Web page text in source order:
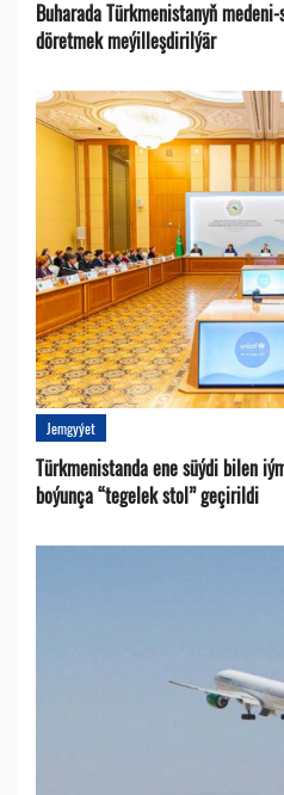
Buharada Türkmenistanyň
döretmek meýilleşdirilýär
Jemgyýet
Türkmenistanda ene süýdi bilen
boýunça “tegelek stol” geçirildi